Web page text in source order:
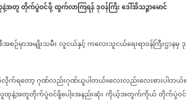
အတူတိုက်ပွဲဝင်ဖို့ထွက်လာကြရန်ဒုဝန်ကြီးဒေါ်အိသဉ္ဇာမောင်
စဉ်မှာအမျိုးသမီးလူငယ်နှင့်ကလေးသူငယ်ရေးရာဝန်ကြီးဌာနမှဒု
က်ရတော့ဂုဏ်လည်းဂုဏ်ယူပါတယ်။လေးလည်းလေးစားပါတယ်။
နဲ့အတူတိုက်ပွဲဝင်ဖို့ပေါ့။အနည်းဆုံးကိုယ့်အတွက်ကိုယ်တိုက်ပွဲဝင်